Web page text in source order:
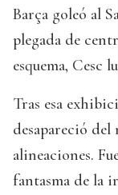
Barça goleó al
plegada de
esquema, Cesc
Tras esa
desapareció del
alineaciones.
fantasma de la